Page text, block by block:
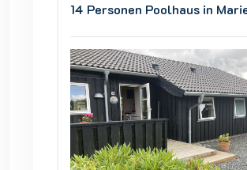
14 Personen Poolhaus in